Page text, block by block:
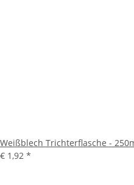
Weißblech Trichterflasche -
€ 1,92 *